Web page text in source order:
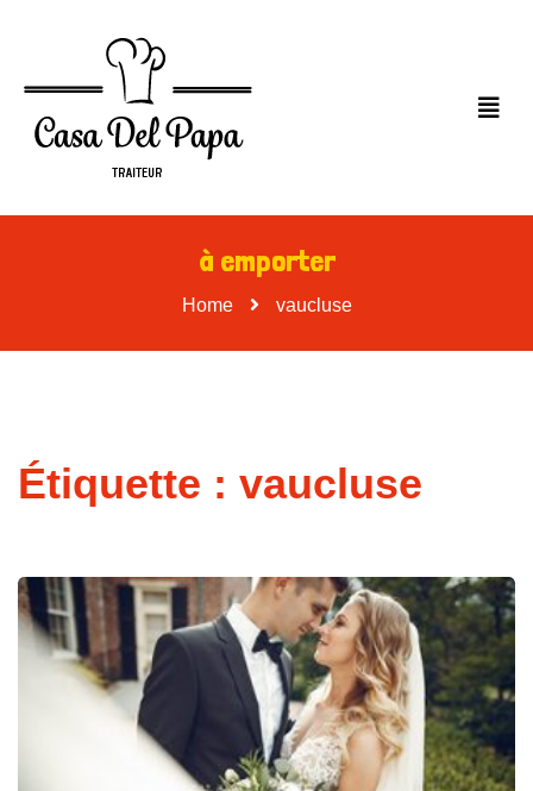
à emporter
Home vaucluse
Étiquette : vaucluse